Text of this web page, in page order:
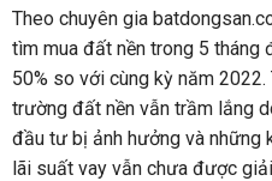
Theo chuyên gia
tìm mua đất nền trong 5 tháng
50% so với cùng kỳ năm
trường đất nền vẫn trầm lắng
đầu tư bị ảnh hưởng và những
lãi suất vay vẫn chưa được